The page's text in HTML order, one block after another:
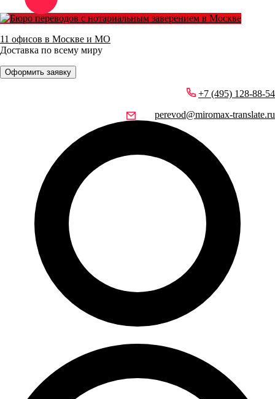
11 офисов в Москве и МО
Доставка по всему миру
Оформить заявку
+7 (495) 128-88-54
perevod@miromax-translate.ru